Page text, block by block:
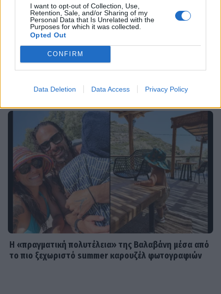
I want to opt-out of Collection, Use,
Retention, Sale, and/or Sharing of my
Personal Data that Is Unrelated with the
Purposes for which it was collected.
Opted Out
CONFIRM
Data Deletion Data Access Privacy Policy
φωτό και το τρυφερό μήνυμα
SHOWBIZ
Κρατερός Κατσούλης: Ήταν μια
διαδρομή που επέλεξα για να βρω
συνεννόησης
Συγκινεί η Ανθή Βούλγαρη: «Χωρίς
εσένα το φετινό καλοκαίρι θα ήταν
το δυσκολότερο της ζωής μου»
SHOWBIZ
Δίπλα στο απέραντο γαλάζιο η
Μαριαλένα Ρουμελιώτη γιορτάζει
τους δυο πρώτους μήνες με τον γιο
της
Τι συμβολίζουν για τη Σίσσυ Χρηστίδου οι 3 όμοιοι
Η «πραγματική πολυτέλεια» της Βαλαβάνη μέσα από
το πιο ξεχωριστό summer καρουζέλ φωτογραφιών